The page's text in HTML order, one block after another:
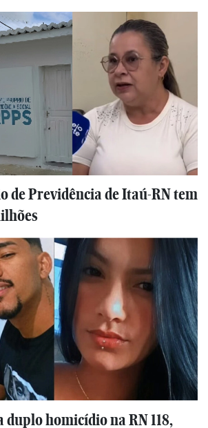
de Previdência de Itaú-RN tem
homicídio na RN 118,